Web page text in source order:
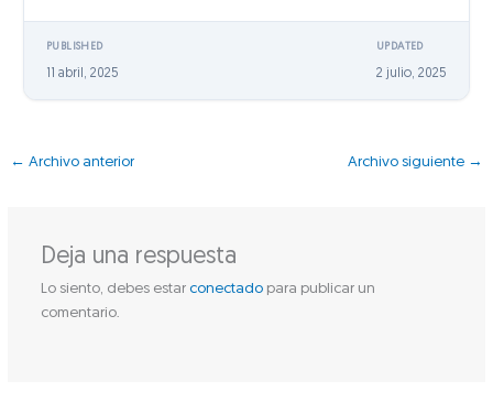
PUBLISHED
11 abril, 2025
UPDATED
2 julio, 2025
← Archivo anterior Archivo siguiente →
Deja una respuesta
Lo siento, debes estar conectadopara publicar un
comentario.